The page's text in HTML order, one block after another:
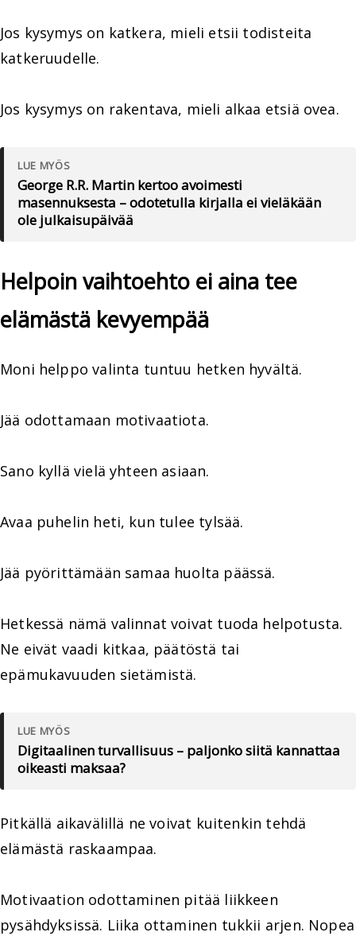
Jos kysymys on katkera, mieli etsii todisteita
katkeruudelle.
Jos kysymys on rakentava, mieli alkaa etsiä ovea.
LUE MYÖS
George R.R. Martin kertoo avoimesti
masennuksesta – odotetulla kirjalla ei vieläkään
ole julkaisupäivää
Helpoin vaihtoehto ei aina tee
elämästä kevyempää
Moni helppo valinta tuntuu hetken hyvältä.
Jää odottamaan motivaatiota.
Sano kyllä vielä yhteen asiaan.
Avaa puhelin heti, kun tulee tylsää.
Jää pyörittämään samaa huolta päässä.
Hetkessä nämä valinnat voivat tuoda helpotusta.
Ne eivät vaadi kitkaa, päätöstä tai
epämukavuuden sietämistä.
LUE MYÖS
Digitaalinen turvallisuus – paljonko siitä kannattaa
oikeasti maksaa?
Pitkällä aikavälillä ne voivat kuitenkin tehdä
elämästä raskaampaa.
Motivaation odottaminen pitää liikkeen
pysähdyksissä. Liika ottaminen tukkii arjen. Nopea